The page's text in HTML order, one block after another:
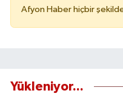
Afyon Haber hiçbir
Yükleniyor...